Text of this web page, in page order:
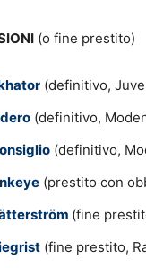
(o fine prestito)
(definitivo,
(definitivo,
(definitivo,
(prestito con
(fine
(fine prestito,